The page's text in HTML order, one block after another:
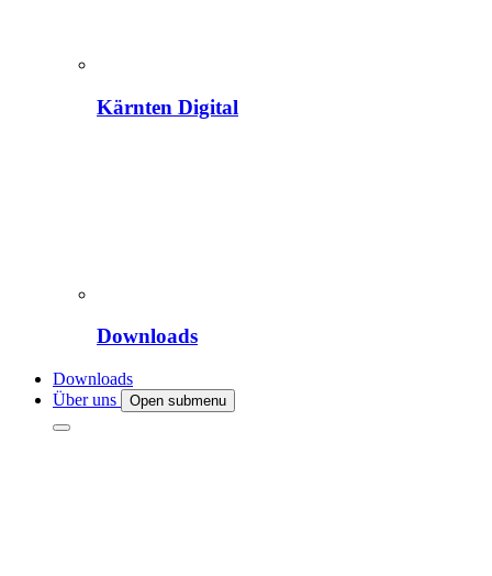
Kärnten Digital
Downloads
Downloads
Über uns
Open submenu